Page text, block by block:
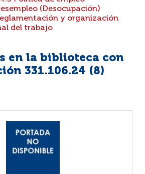
(Desocupación)
y organización
del trabajo
en la biblioteca con
331.106.24 (8)